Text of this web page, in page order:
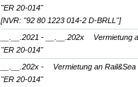
"ER 20-014"
[NVR: "92 80 1223 014-2 D-BRLL"]
__.__.2021 - __.__.202x
Vermietung
"ER 20-014"
__.__.202x -
Vermietung an
"ER 20-014"